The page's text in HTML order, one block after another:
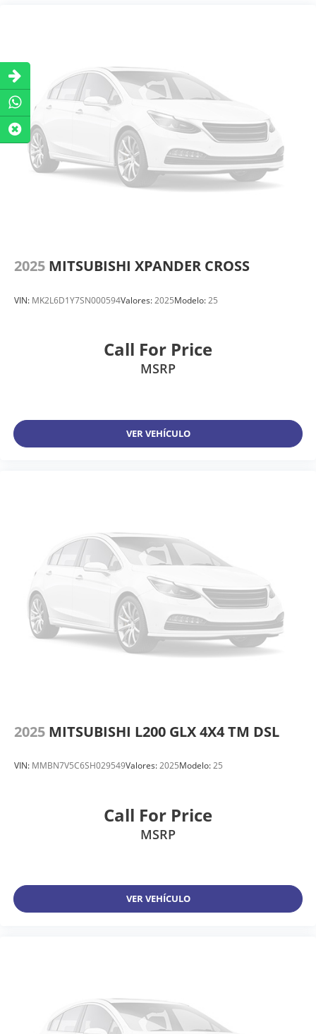
2025 MITSUBISHI XPANDER CROSS
VIN: MK2L6D1Y7SN000594Valores:2025Modelo:25
Call For Price
MSRP
VER VEHÍCULO
2025 MITSUBISHI L200 GLX 4X4 TM DSL
VIN: MMBN7V5C6SH029549Valores:2025Modelo:25
Call For Price
MSRP
VER VEHÍCULO